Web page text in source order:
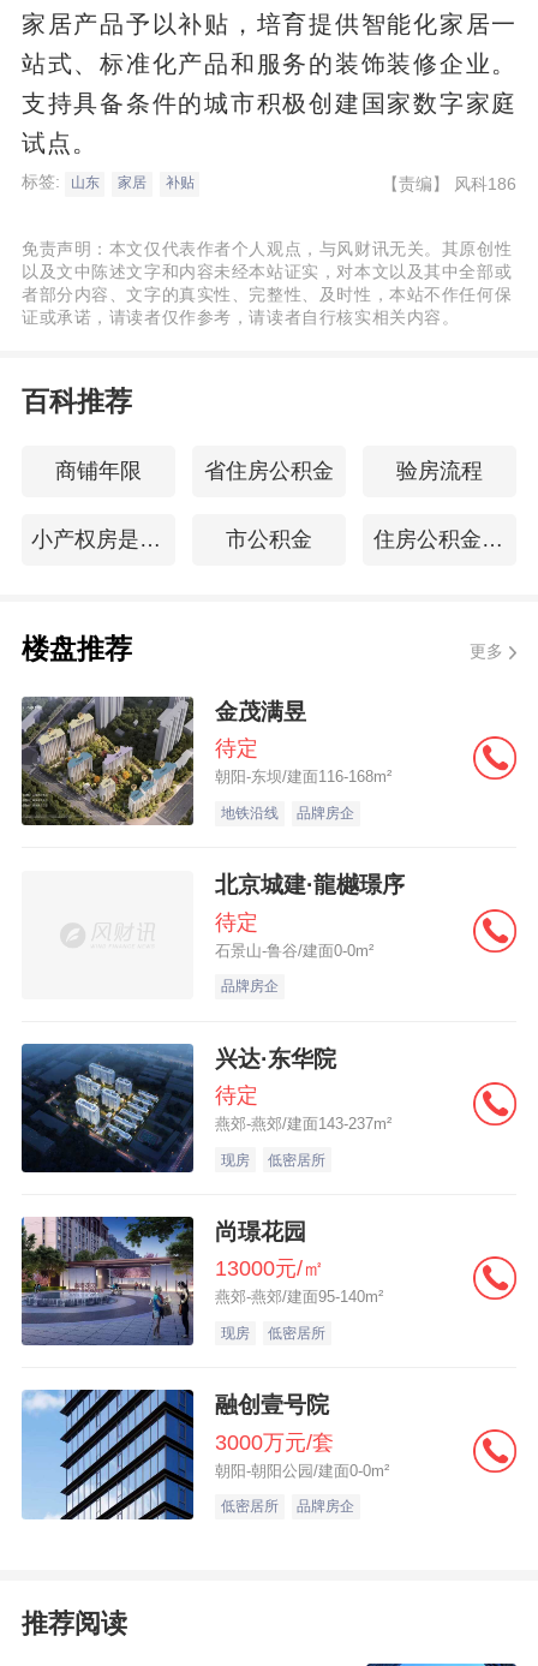
家居产品予以补贴，培育提供智能化家居一
站式、标准化产品和服务的装饰装修企业。
支持具备条件的城市积极创建国家数字家庭
试点。
标签: 山东 家居 补贴 【责编】 风科186
免责声明：本文仅代表作者个人观点，与风财讯无关。其原创性
以及文中陈述文字和内容未经本站证实，对本文以及其中全部或
者部分内容、文字的真实性、完整性、及时性，本站不作任何保
证或承诺，请读者仅作参考，请读者自行核实相关内容。
百科推荐
商铺年限 省住房公积金 验房流程
小产权房是什么意思 市公积金 住房公积金贷款计算
楼盘推荐 更多
金茂满昱
待定
朝阳-东坝/建面116-168m²
地铁沿线 品牌房企
北京城建·龍樾璟序
待定
石景山-鲁谷/建面0-0m²
品牌房企
兴达·东华院
待定
燕郊-燕郊/建面143-237m²
现房 低密居所
尚璟花园
13000元/㎡
燕郊-燕郊/建面95-140m²
现房 低密居所
融创壹号院
3000万元/套
朝阳-朝阳公园/建面0-0m²
低密居所 品牌房企
推荐阅读